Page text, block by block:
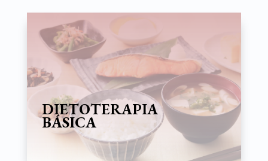
DIETOTERAPIA
BÁSICA